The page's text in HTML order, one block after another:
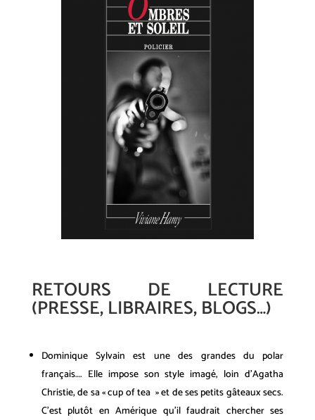
RETOURS DE LECTURE
(PRESSE, LIBRAIRES, BLOGS…)
Dominique Sylvain est une des grandes du polar
français…. Elle impose son style imagé, loin d’Agatha
Christie, de sa « cup of tea » et de ses petits gâteaux secs.
C’est plutôt en Amérique qu’il faudrait chercher ses